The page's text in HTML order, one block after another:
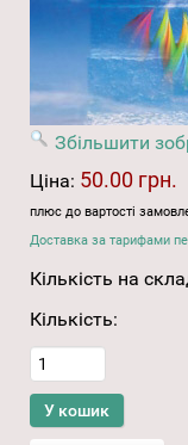
Збільшити
Ціна: 50.00 грн.
плюс до вартості
Доставка за тарифами
Кількість на
Кількість: